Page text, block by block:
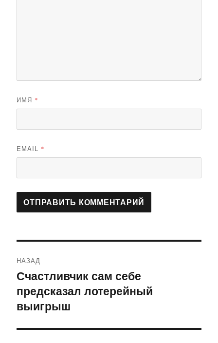
ИМЯ *
EMAIL *
по
записям
НАЗАД
Предыдущая
запись:
Счастливчик сам себе
предсказал лотерейный
выигрыш